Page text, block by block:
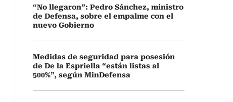
“No llegaron”: Pedro Sánchez, ministro
de Defensa, sobre el empalme con el
nuevo Gobierno
Medidas de seguridad para posesión
de De la Espriella “están listas al
500%”, según MinDefensa